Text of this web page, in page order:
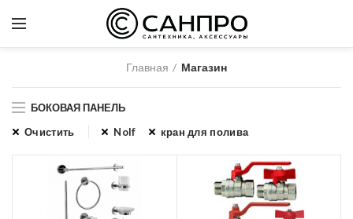
Главная Магазин
БОКОВАЯ ПАНЕЛЬ
Очистить
Nolf кран для полива